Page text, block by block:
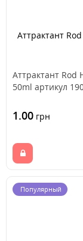
Аттрактант
Аттрактант
50ml артикул
1.00 грн
Популярный